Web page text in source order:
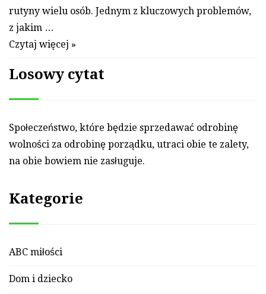
rutyny wielu osób. Jednym z kluczowych problemów,
z jakim …
Czytaj więcej »
Losowy cytat
Społeczeństwo, które będzie sprze­dawać od­ro­binę
wol­ności za od­ro­binę porządku, ut­ra­ci obie te za­lety,
na obie bo­wiem nie zasługuje.
Kategorie
ABC miłości
Dom i dziecko